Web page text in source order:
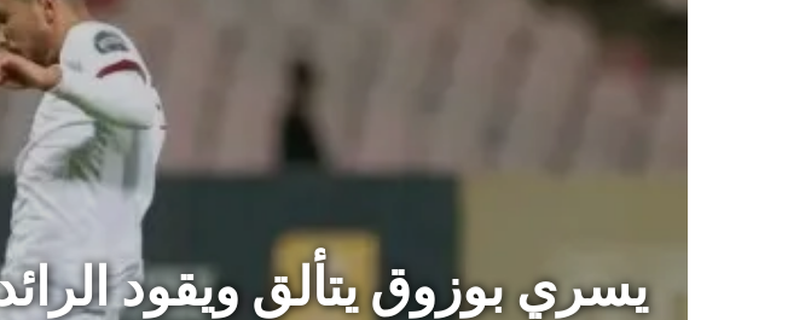
يسري بوزوق يتألق ويقود